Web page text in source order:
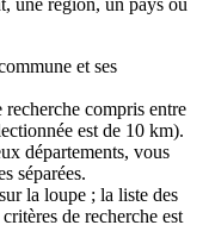
une région, un pays ou
et ses
compris entre
est de 10 km).
départements, vous
séparées.
la loupe ; la liste des
de recherche est